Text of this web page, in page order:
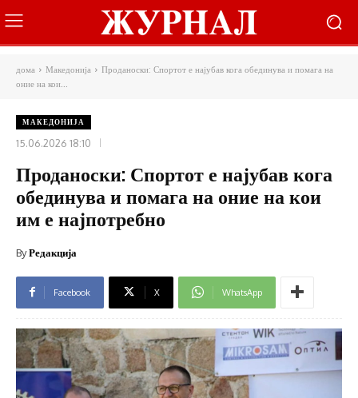
дома Македонија
Проданоски: Спортот е најубав кога обединува и помага на
оние на кои...
МАКЕДОНИЈА
15.06.2026 18:10
Проданоски: Спортот е најубав кога
обединува и помага на оние на кои
им е најпотребно
ByРедакција
Facebook X WhatsApp